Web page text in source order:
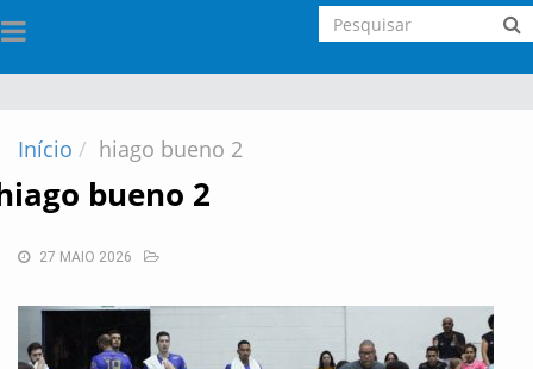
TOGGLE
NAVIGATION
Início hiago bueno 2
bueno 2
27 MAIO 2026